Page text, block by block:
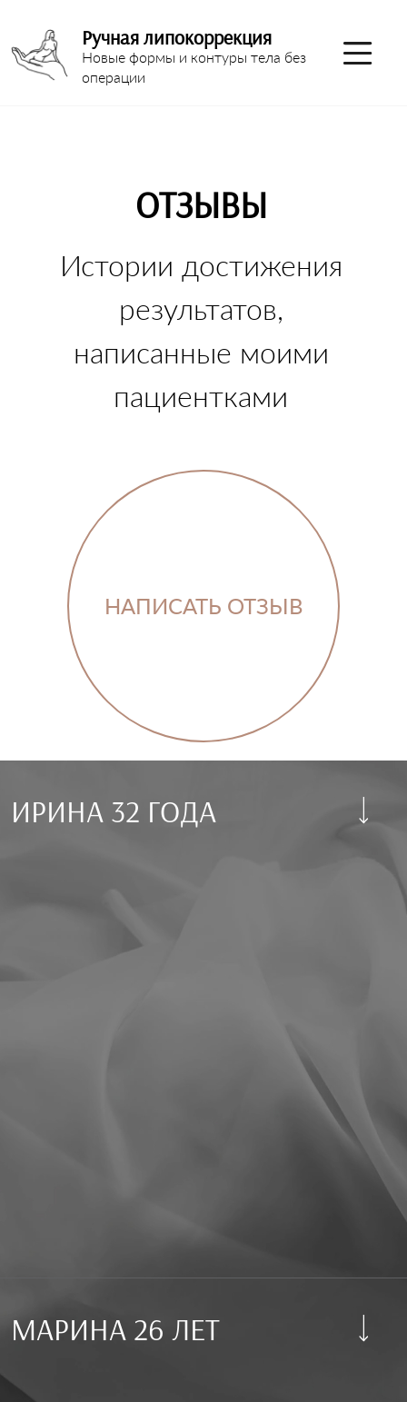
Ручная липокоррекция
Новые формы и контуры тела без
операции
ОТЗЫВЫ
Истории достижения
результатов,
написанные моими
пациентками
НАПИСАТЬ ОТЗЫВ
ИРИНА 32 ГОДА
МАРИНА 26 ЛЕТ